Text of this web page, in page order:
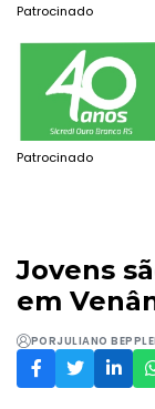
Patrocinado
Patrocinado
Jovens
em
PORJULIANO